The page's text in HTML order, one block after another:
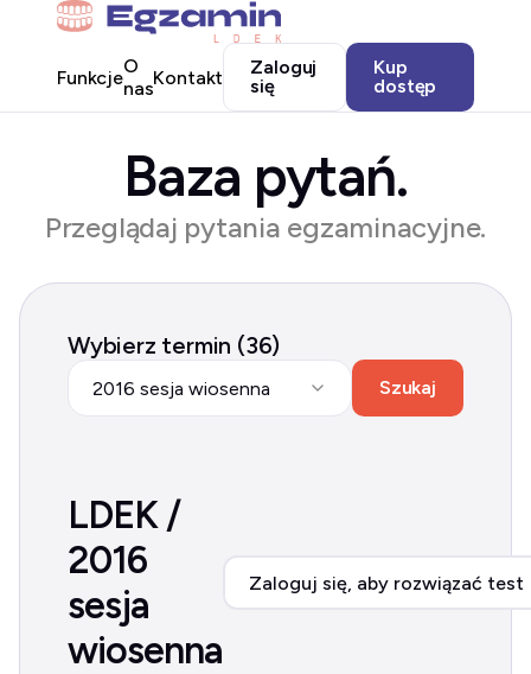
FunkcjeO
nasKontakt
Zaloguj
się
Kup
dostęp
Baza pytań.
Przeglądaj pytania egzaminacyjne.
Wybierz termin (36)
2016 sesja wiosenna Szukaj
LDEK /
2016
sesja
wiosenna
Zaloguj się, aby rozwiązać test